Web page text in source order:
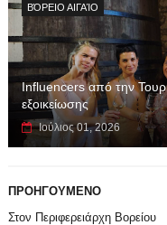
ΒΌΡΕΙΟ ΑΙΓΑΊΟ
Influencers από την
εξοικείωσης
Ιούλιος 01, 2026
ΠΡΟΗΓΟΥΜΕΝΟ
Στον Περιφερειάρχη Βορείου